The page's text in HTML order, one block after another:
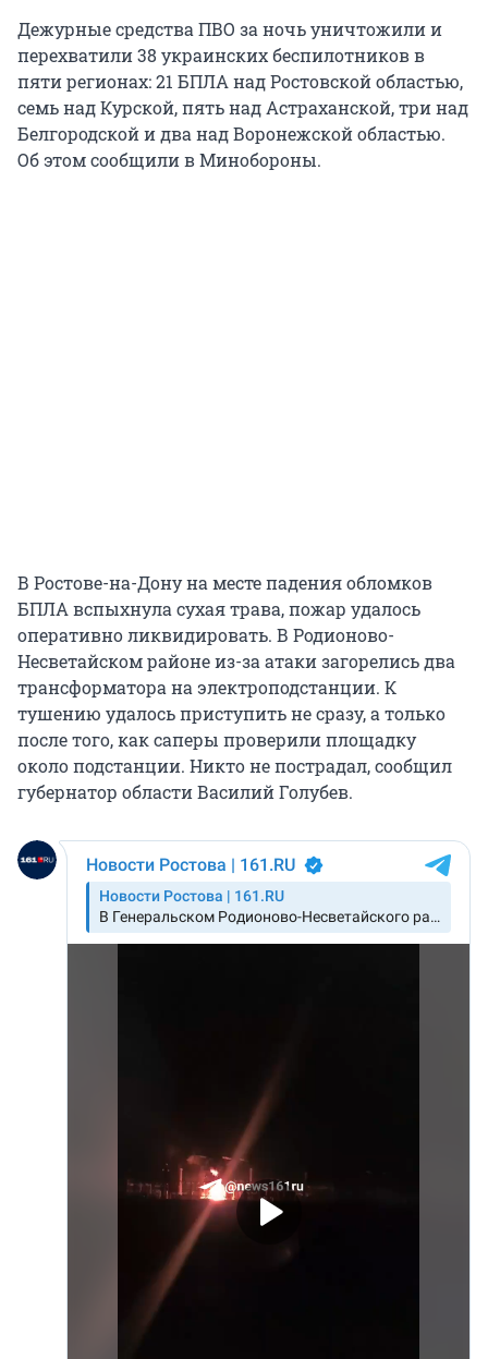
Дежурные средства ПВО за ночь уничтожили и
перехватили 38 украинских беспилотников в
пяти регионах: 21 БПЛА над Ростовской областью,
семь над Курской, пять над Астраханской, три над
Белгородской и два над Воронежской областью.
Об этом сообщили в Минобороны.
В Ростове-на-Дону на месте падения обломков
БПЛА вспыхнула сухая трава, пожар удалось
оперативно ликвидировать. В Родионово-
Несветайском районе из-за атаки загорелись два
трансформатора на электроподстанции. К
тушению удалось приступить не сразу, а только
после того, как саперы проверили площадку
около подстанции. Никто не пострадал, сообщил
губернатор области Василий Голубев.